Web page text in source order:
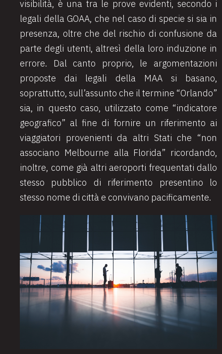
visibilità, è una tra le prove evidenti, secondo i
legali della GOAA, che nel caso di specie si sia in
presenza, oltre che del rischio di confusione da
parte degli utenti, altresì della loro induzione in
errore. Dal canto proprio, le argomentazioni
proposte dai legali della MAA si basano,
soprattutto, sull’assunto che il termine “Orlando”
sia, in questo caso, utilizzato come “indicatore
geografico” al fine di fornire un riferimento ai
viaggiatori provenienti da altri Stati che “non
associano Melbourne alla Florida” ricordando,
inoltre, come già altri aeroporti frequentati dallo
stesso pubblico di riferimento presentino lo
stesso nome di città e convivano pacificamente.